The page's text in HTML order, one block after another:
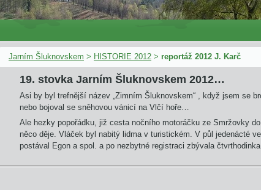
Jarním Šluknovskem > HISTORIE 2012 > reportáž 2012 J. Karč
19. stovka Jarním Šluknovskem 2012…
Asi by byl trefnější název „Zimním Šluknovskem“ , když jsem se
nebo bojoval se sněhovou vánicí na Vlčí hoře…
Ale hezky popořádku, již cesta nočního motoráčku ze Smržovky
něco děje. Vláček byl nabitý lidma v turistickém. V půl jedenácté
postával Egon a spol. a po nezbytné registraci zbývala